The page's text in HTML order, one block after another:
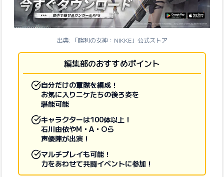
出典: 「勝利の女神：NIKKE」公式ストア
編集部のおすすめポイント
自分だけの軍隊を編成！
お気に入りニケたちの後ろ姿を
堪能可能
キャラクターは100体以上！
石川由依やM・A・Oら
声優陣が出演！
マルチプレイも可能！
力をあわせて共闘イベントに参加！